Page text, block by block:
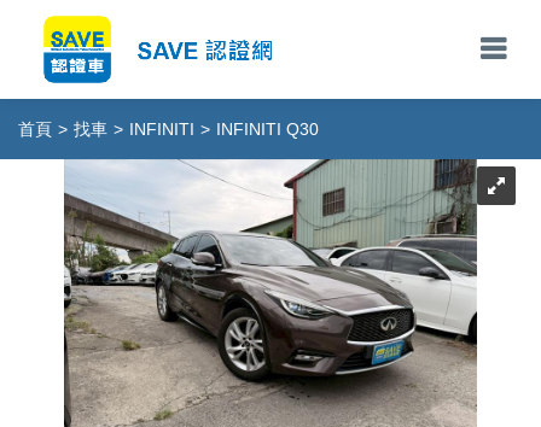
首頁 > 找車 > INFINITI > INFINITI Q30